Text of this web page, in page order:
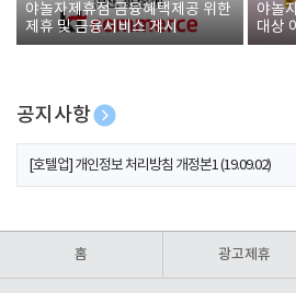
야놀자제휴점 금융혜택제공 위한
제휴 및 금융서비스 게시
야놀
대상
폰 증
공지사항
[호텔업] 개인정보 처리방침 개정본2 (19.09.02)
[호텔업] 개인정보 처리방침 개정본1 (19.09.02)
홈 광고제휴